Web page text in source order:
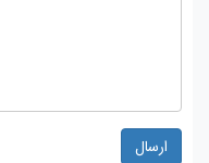
ارسال